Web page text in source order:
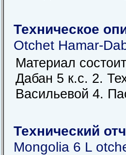
Техническое
Otchet Hamar-
Материал
Дабан 5 к.с. 2.
Васильевой 4.
Технический
Mongolia 6 L